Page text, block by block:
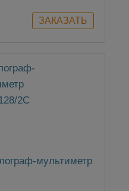
мультиметр